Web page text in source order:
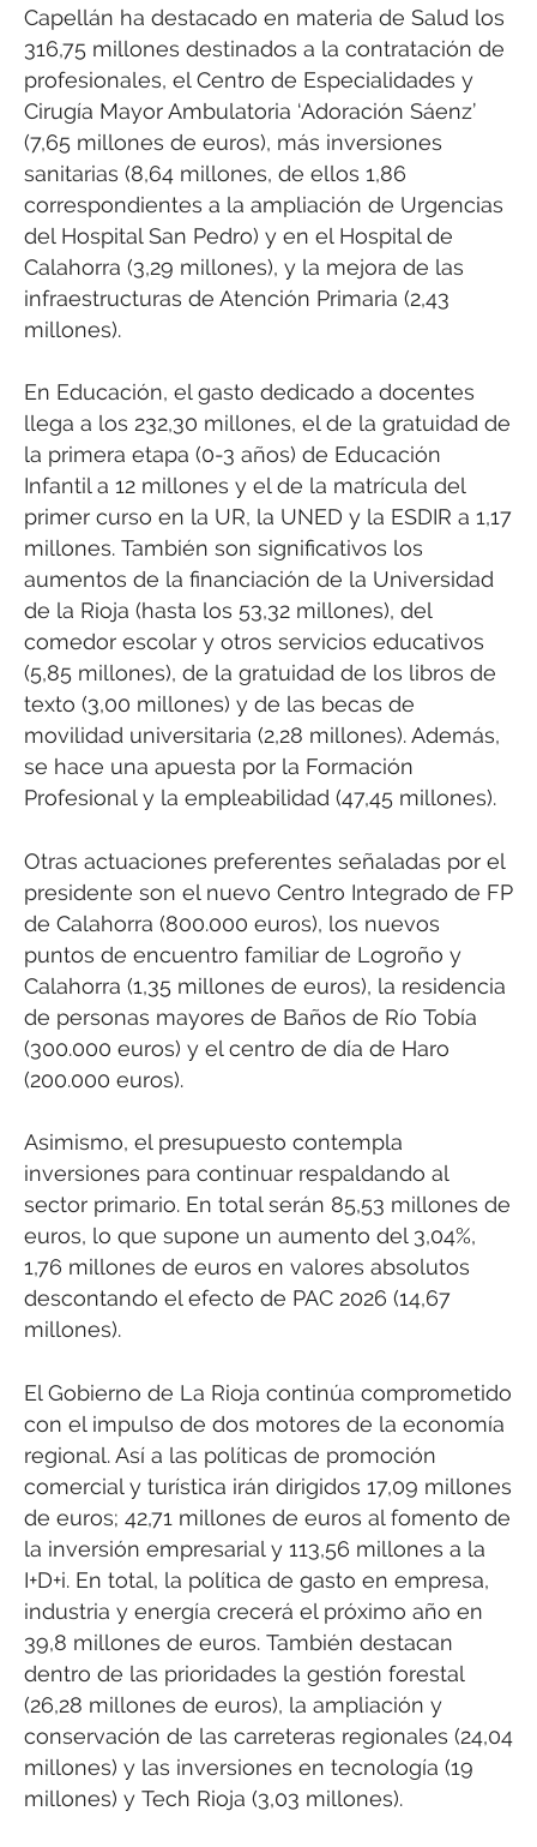
Capellán ha destacado en materia de Salud los
316,75 millones destinados a la contratación de
profesionales, el Centro de Especialidades y
Cirugía Mayor Ambulatoria ‘Adoración Sáenz’
(7,65 millones de euros), más inversiones
sanitarias (8,64 millones, de ellos 1,86
correspondientes a la ampliación de Urgencias
del Hospital San Pedro) y en el Hospital de
Calahorra (3,29 millones), y la mejora de las
infraestructuras de Atención Primaria (2,43
millones).
En Educación, el gasto dedicado a docentes
llega a los 232,30 millones, el de la gratuidad de
la primera etapa (0-3 años) de Educación
Infantil a 12 millones y el de la matrícula del
primer curso en la UR, la UNED y la ESDIR a 1,17
millones. También son significativos los
aumentos de la financiación de la Universidad
de la Rioja (hasta los 53,32 millones), del
comedor escolar y otros servicios educativos
(5,85 millones), de la gratuidad de los libros de
texto (3,00 millones) y de las becas de
movilidad universitaria (2,28 millones). Además,
se hace una apuesta por la Formación
Profesional y la empleabilidad (47,45 millones).
Otras actuaciones preferentes señaladas por el
presidente son el nuevo Centro Integrado de FP
de Calahorra (800.000 euros), los nuevos
puntos de encuentro familiar de Logroño y
Calahorra (1,35 millones de euros), la residencia
de personas mayores de Baños de Río Tobía
(300.000 euros) y el centro de día de Haro
(200.000 euros).
Asimismo, el presupuesto contempla
inversiones para continuar respaldando al
sector primario. En total serán 85,53 millones de
euros, lo que supone un aumento del 3,04%,
1,76 millones de euros en valores absolutos
descontando el efecto de PAC 2026 (14,67
millones).
El Gobierno de La Rioja continúa comprometido
con el impulso de dos motores de la economía
regional. Así a las políticas de promoción
comercial y turística irán dirigidos 17,09 millones
de euros; 42,71 millones de euros al fomento de
la inversión empresarial y 113,56 millones a la
I+D+i. En total, la política de gasto en empresa,
industria y energía crecerá el próximo año en
39,8 millones de euros. También destacan
dentro de las prioridades la gestión forestal
(26,28 millones de euros), la ampliación y
conservación de las carreteras regionales (24,04
millones) y las inversiones en tecnología (19
millones) y Tech Rioja (3,03 millones).